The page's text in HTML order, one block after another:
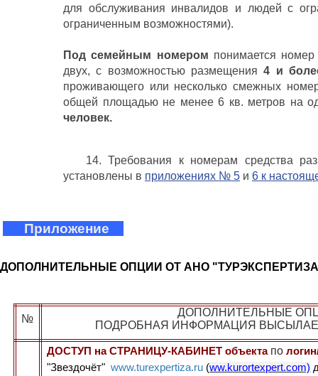
для обслуживания инвалидов и людей с
ограниченным возможностями).
Под семейным номером понимается
двух, с возможностью размещения4 и
проживающего или несколько смежных
общей площадью не менее 6 кв. метров на
человек.
14. Требования к номерам средства
установлены в приложениях № 5 и 6 к
Приложение
ДОПОЛНИТЕЛЬНЫЕ ОПЦИИ ОТ АНО
№
ДОПОЛНИТЕЛЬНЫЕ
ПОДРОБНАЯ ИНФОРМАЦИЯ
ДОСТУП на СТРАНИЦУ-КАБИНЕТ объекта по
"Звездочёт" www.turexpertiza.ru (ww.kurortexpert.com)